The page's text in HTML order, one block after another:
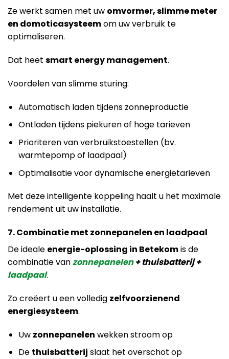
Ze werkt samen met uw omvormer, slimme meter
en domoticasysteemom uw verbruik te
optimaliseren.
Dat heet smart energy management.
Voordelen van slimme sturing:
Automatisch laden tijdens zonneproductie
Ontladen tijdens piekuren of hoge tarieven
Prioriteren van verbruikstoestellen (bv.
warmtepomp of laadpaal)
Optimalisatie voor dynamische energietarieven
Met deze intelligente koppeling haalt u het maximale
rendement uit uw installatie.
7. Combinatie met zonnepanelen en laadpaal
De ideale energie-oplossing in Betekomis de
combinatie vanzonnepanelen+ thuisbatterij +
laadpaal.
Zo creëert u een volledig zelfvoorzienend
energiesysteem.
Uw zonnepanelen wekken stroom op
De thuisbatterij slaat het overschot op